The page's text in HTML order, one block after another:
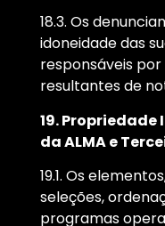
18.3. Os
idoneidade das
responsáveis
resultantes de
19.
da ALMA e
19.1. Os
seleções,
programas